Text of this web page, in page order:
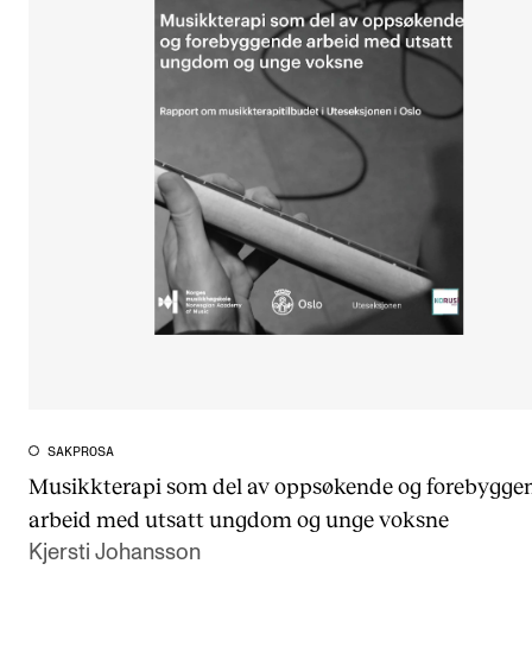
SAKPROSA
Musikkterapi som del av oppsøkende og
arbeid med utsatt ungdom og unge voksne
Kjersti Johansson